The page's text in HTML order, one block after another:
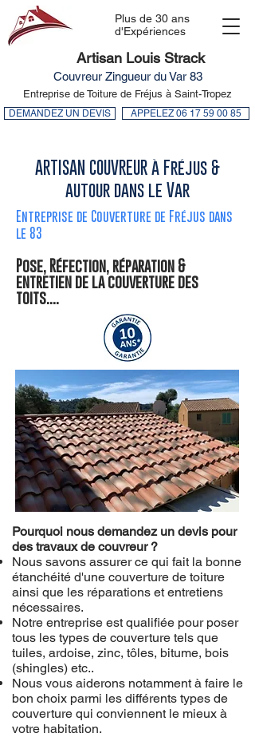
Plus de 30 ans
d'Expériences
Artisan Louis Strack
Couvreur Zingueur du Var 83
Entreprise de Toiture de Fréjus à Saint-Tropez
DEMANDEZ UN DEVIS APPELEZ 06 17 59 00 85
ARTISAN COUVREUR à Fréjus &
autour dans le Var
Entreprise de Couverture de Fréjus dans
le 83
Pose, Réfection, réparation &
entretien de la couverture des
toits....
Pourquoi nous demandez un devis pour
des travaux de couvreur ?
Nous savons assurer ce qui fait la bonne
étanchéité d'une couverture de toiture
ainsi que les réparations et entretiens
nécessaires.
Notre entreprise est qualifiée pour poser
tous les types de couverture tels que
tuiles, ardoise, zinc, tôles, bitume, bois
(shingles) etc..
Nous vous aiderons notamment à faire le
bon choix parmi les différents types de
couverture qui conviennent le mieux à
votre habitation.